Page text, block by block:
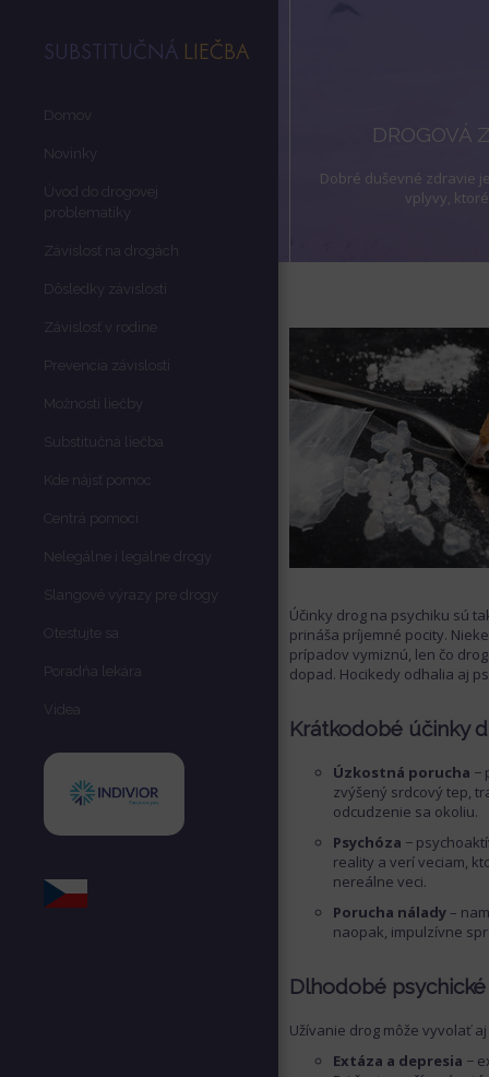
SUBSTITUČNÁ LIEČBA
Domov
Novinky
Úvod do drogovej
problematiky
Závislosť na drogách
Dôsledky závislosti
Závislosť v rodine
Prevencia závislosti
Možnosti liečby
Substitučná liečba
Kde nájsť pomoc
Centrá pomoci
Nelegálne i legálne drogy
Slangové výrazy pre drogy
Otestujte sa
Poradňa lekára
Videa
DROGOVÁ
Dobré duševné zdravie
vplyvy,
Účinky drog na psychiku sú
prináša príjemné pocity.
prípadov vymiznú, len čo
dopad. Hocikedy odhalia aj
Krátkodobé účinky
Úzkostná porucha −
zvýšený srdcový tep,
odcudzenie sa okoliu.
Psychóza −
reality a verí veciam,
nereálne veci.
Porucha nálady–
naopak, impulzívne
Dlhodobé
Užívanie drog môže vyvolať
Extáza a depresia −